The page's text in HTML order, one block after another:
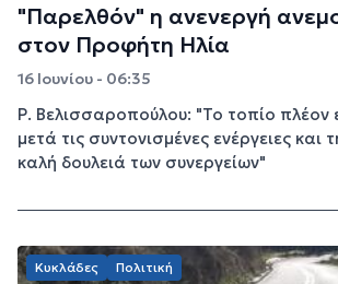
"Παρελθόν" η ανενεργή
στον Προφήτη Ηλία
16 Ιουνίου - 06:35
Ρ. Βελισσαροπούλου: "Το τοπίο πλέον
μετά τις συντονισμένες ενέργειες
καλή δουλειά των συνεργείων"
Κυκλάδες Πολιτική